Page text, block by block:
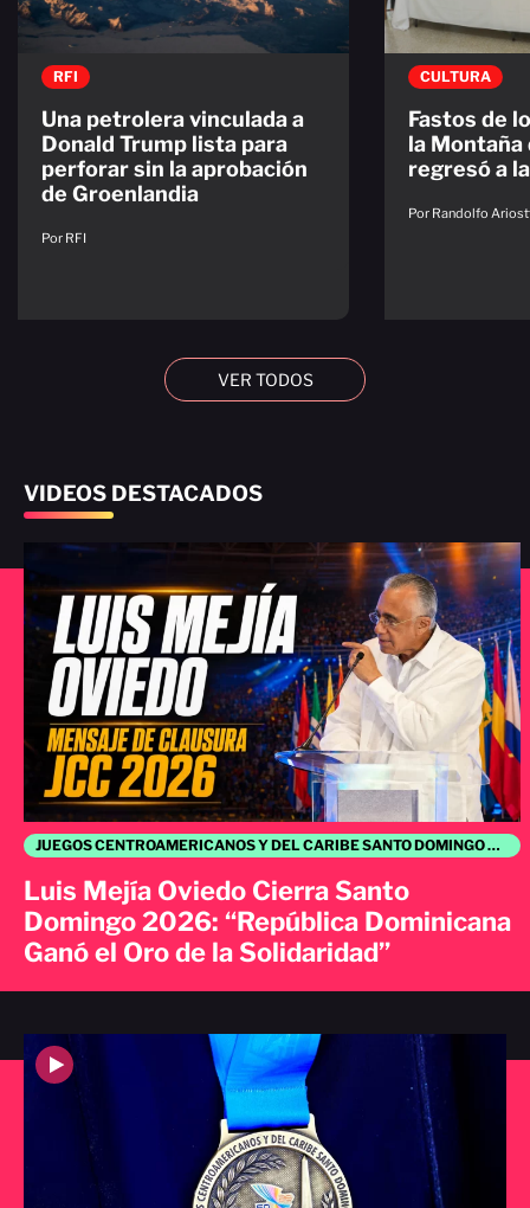
RFI
Una petrolera vinculada a
Donald Trump lista para
perforar sin la aprobación
de Groenlandia
Por RFI
CULTURA
Fastos de
la Montaña
regresó a
Por Randolfo
VER TODOS
VIDEOS DESTACADOS
JUEGOS CENTROAMERICANOS Y DEL CARIBE SANTO DOMINGO 2026
Luis Mejía Oviedo Cierra Santo
Domingo 2026: “República Dominicana
Ganó el Oro de la Solidaridad”